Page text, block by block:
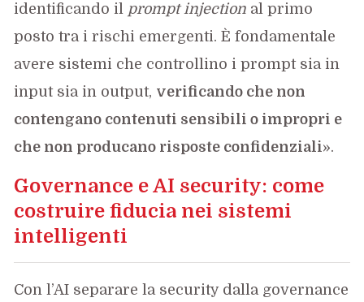
identificando il prompt injection al primo
posto tra i rischi emergenti. È fondamentale
avere sistemi che controllino i prompt sia in
input sia in output, verificando che non
contengano contenuti sensibili o impropri e
che non producano risposte confidenziali».
Governance e AI security: come
costruire fiducia nei sistemi
intelligenti
Con l’AI separare la security dalla governance